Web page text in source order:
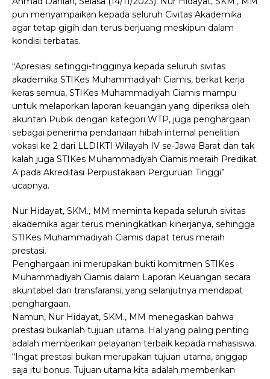
pun menyampaikan kepada seluruh Civitas Akademika
agar tetap gigih dan terus berjuang meskipun dalam
kondisi terbatas.
“Apresiasi setinggi-tingginya kepada seluruh sivitas
akademika STIKes Muhammadiyah Ciamis, berkat kerja
keras semua, STIKes Muhammadiyah Ciamis mampu
untuk melaporkan laporan keuangan yang diperiksa oleh
akuntan Pubik dengan kategori WTP, juga penghargaan
sebagai penerima pendanaan hibah internal penelitian
vokasi ke 2 dari LLDIKTI Wilayah IV se-Jawa Barat dan tak
kalah juga STIKes Muhammadiyah Ciamis meraih Predikat
A pada Akreditasi Perpustakaan Perguruan Tinggi”
ucapnya.
Nur Hidayat, SKM., MM meminta kepada seluruh sivitas
akademika agar terus meningkatkan kinerjanya, sehingga
STIKes Muhammadiyah Ciamis dapat terus meraih
prestasi.
Penghargaan ini merupakan bukti komitmen STIKes
Muhammadiyah Ciamis dalam Laporan Keuangan secara
akuntabel dan transfaransi, yang selanjutnya mendapat
penghargaan.
Namun, Nur Hidayat, SKM., MM menegaskan bahwa
prestasi bukanlah tujuan utama. Hal yang paling penting
adalah memberikan pelayanan terbaik kepada mahasiswa.
“Ingat prestasi bukan merupakan tujuan utama, anggap
saja itu bonus. Tujuan utama kita adalah memberikan